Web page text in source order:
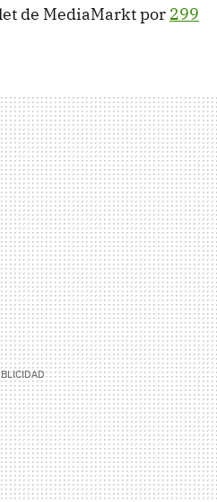
de MediaMarkt por 299